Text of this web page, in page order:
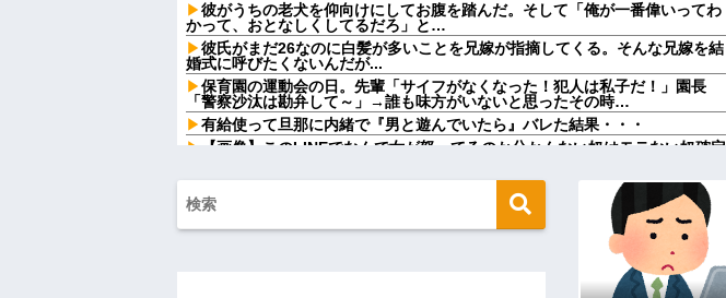
彼がうちの老犬を仰向けにしてお腹を踏んだ。そして「俺が一番偉いってわ
かって、おとなしくしてるだろ」と…
彼氏がまだ26なのに白髪が多いことを兄嫁が指摘してくる。そんな兄嫁を結
婚式に呼びたくないんだが...
保育園の運動会の日。先輩「サイフがなくなった！犯人は私子だ！」園長
「警察沙汰は勘弁して～」→誰も味方がいないと思ったその時…
有給使って旦那に内緒で『男と遊んでいたら』バレた結果・・・
【画像】このLINEでなんで女が怒ってるのか分かんない奴はモテない奴確定
なぜ自民党批判だけは表現の自由ではないのか
【画像】本田望結の妹、姉妹で並んだ姿が大変素晴らしいと話題にw w w w
【悲報】思春期の娘に「キモッ」と言われたお父さん、グレるｗｗｗｗｗｗ
【朗報】あだち充、タッチの上杉達也が浅倉南に告白したシーンを完全再現